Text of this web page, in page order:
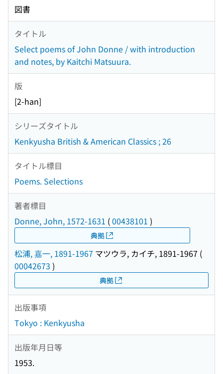
図書
タイトル
Select poems of John Donne / with introduction
and notes, by Kaitchi Matsuura.
版
[2-han]
シリーズタイトル
Kenkyusha British & American Classics ; 26
タイトル標目
Poems. Selections
著者標目
Donne, John, 1572-1631 (00438101 )
典拠
松浦, 嘉一, 1891-1967 マツウラ, カイチ, 1891-1967 (
00042673 )
典拠
出版事項
Tokyo : Kenkyusha
出版年月日等
1953.